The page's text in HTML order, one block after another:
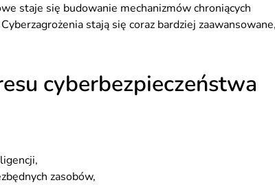
staje się budowanie mechanizmów chroniących
stają się coraz bardziej
cyberbezpieczeństwa
zasobów,